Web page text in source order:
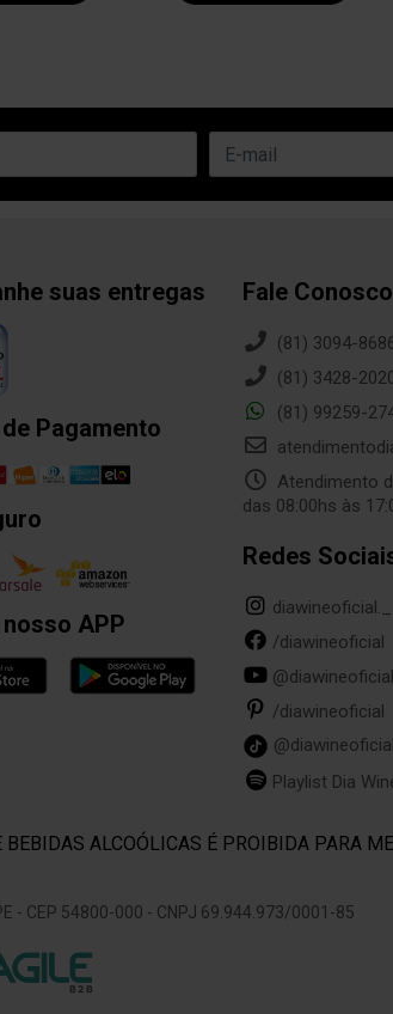
suas entregas
Pagamento
APP
Fale Conosco
(81) 3094-
(81) 3428-
(81) 99259-
Atendimento
das 08:00hs às
Redes
diawineoficial._
/diawineoficial
@diawineoficial
/diawineoficial
@diawineoficial
Playlist Dia
ALCOÓLICAS É PROIBIDA PARA
- CEP 54800-000 - CNPJ 69.944.973/0001-85